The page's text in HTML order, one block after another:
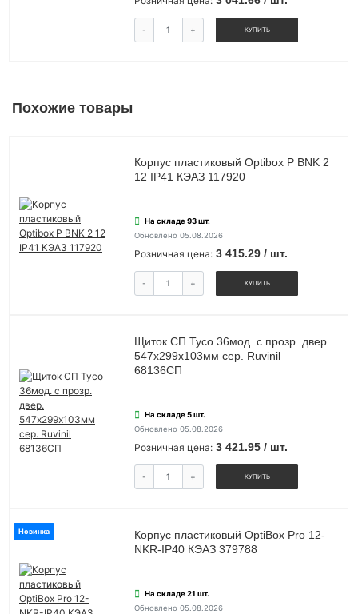
- + КУПИТЬ
Похожие товары
Корпус пластиковый Optibox P BNK 2
12 IP41 КЭАЗ 117920
На складе 93 шт.
Обновлено 05.08.2026
Розничная цена: 3 415.29 / шт.
- + КУПИТЬ
Щиток СП Тусо 36мод. с прозр. двер.
547х299х103мм сер. Ruvinil
68136СП
На складе 5 шт.
Обновлено 05.08.2026
Розничная цена: 3 421.95 / шт.
- + КУПИТЬ
Новинка
Корпус пластиковый OptiBox Pro 12-
NKR-IP40 КЭАЗ 379788
На складе 21 шт.
Обновлено 05.08.2026